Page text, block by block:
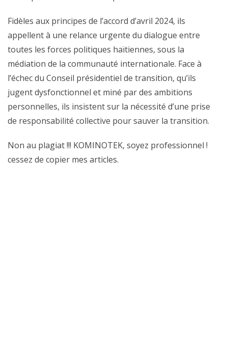
Fidèles aux principes de l’accord d’avril 2024, ils
appellent à une relance urgente du dialogue entre
toutes les forces politiques haïtiennes, sous la
médiation de la communauté internationale. Face à
l’échec du Conseil présidentiel de transition, qu’ils
jugent dysfonctionnel et miné par des ambitions
personnelles, ils insistent sur la nécessité d’une prise
de responsabilité collective pour sauver la transition.
Non au plagiat !!! KOMINOTEK, soyez professionnel !
cessez de copier mes articles.